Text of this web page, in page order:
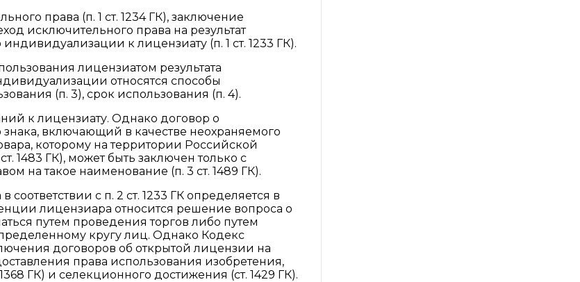
права (п. 1 ст. 1234 ГК), заключение
исключительного права на результат
к лицензиату (п. 1 ст. 1233 ГК).
лицензиатом результата
относятся способы
(п. 3), срок использования (п. 4).
к лицензиату. Однако договор о
включающий в качестве неохраняемого
которому на территории Российской
1483 ГК), может быть заключен только с
на такое наименование (п. 3 ст. 1489 ГК).
с п. 2 ст. 1233 ГК определяется в
лицензиара относится решение вопроса о
путем проведения торгов либо путем
кругу лиц. Однако Кодекс
договоров об открытой лицензии на
права использования изобретения,
ГК) и селекционного достижения (ст. 1429 ГК).